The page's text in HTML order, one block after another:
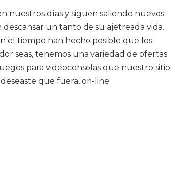
nuestros días y siguen saliendo nuevos
un tanto de su ajetreada vida.
el tiempo han hecho posible que los
seas, tenemos una variedad de ofertas
para videoconsolas que nuestro sitio
que fuera, on-line.